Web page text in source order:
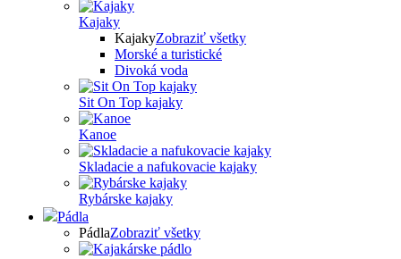
Kajaky
KajakyZobraziť všetky
Morské a turistické
Divoká voda
Sit On Top kajaky
Kanoe
Skladacie a nafukovacie kajaky
Rybárske kajaky
Pádla
PádlaZobraziť všetky